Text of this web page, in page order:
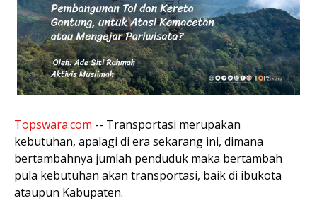
Topswara.com -- Transportasi merupakan
kebutuhan, apalagi di era sekarang ini, dimana
bertambahnya jumlah penduduk maka bertambah
pula kebutuhan akan transportasi, baik di ibukota
ataupun Kabupaten.